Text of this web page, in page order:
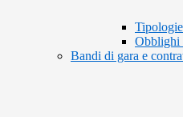
Obblighi
Bandi di gara e